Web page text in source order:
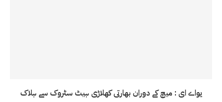
یواے ای : میچ کے دوران بھارتی کھلاڑی ہیٹ سٹروک سے ہلاک